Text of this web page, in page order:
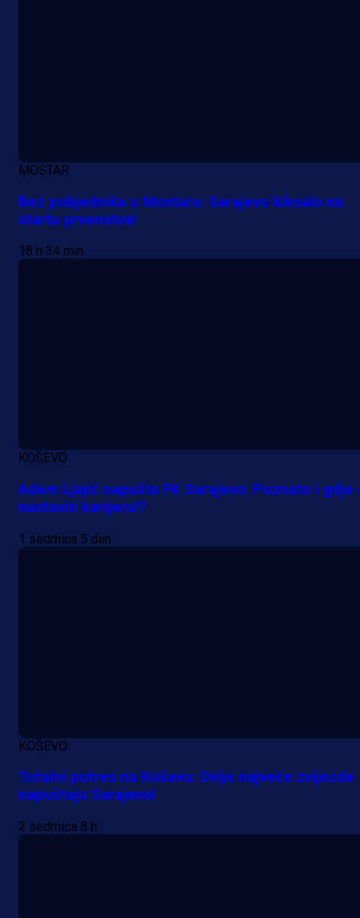
A Selekcija
MOSTAR
Bez pobjednika u Mostaru: Sarajevo kiksalo na
startu prvenstva!
18 h 34 min
KOŠEVO
Adem Ljajić napušta FK Sarajevo: Poznato i gdje
nastaviti karijeru!?
1 sedmica 5 dan
KOŠEVO
Totalni potres na Koševu: Dvije najveće zvijezde
napuštaju Sarajevo!
2 sedmica 8 h